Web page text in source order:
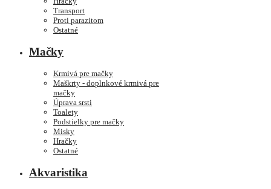
Transport
Proti parazitom
Ostatné
Mačky
Krmivá pre mačky
Maškrty - doplnkové krmivá pre
mačky
Úprava srsti
Toalety
Podstielky pre mačky
Misky
Hračky
Ostatné
Akvaristika